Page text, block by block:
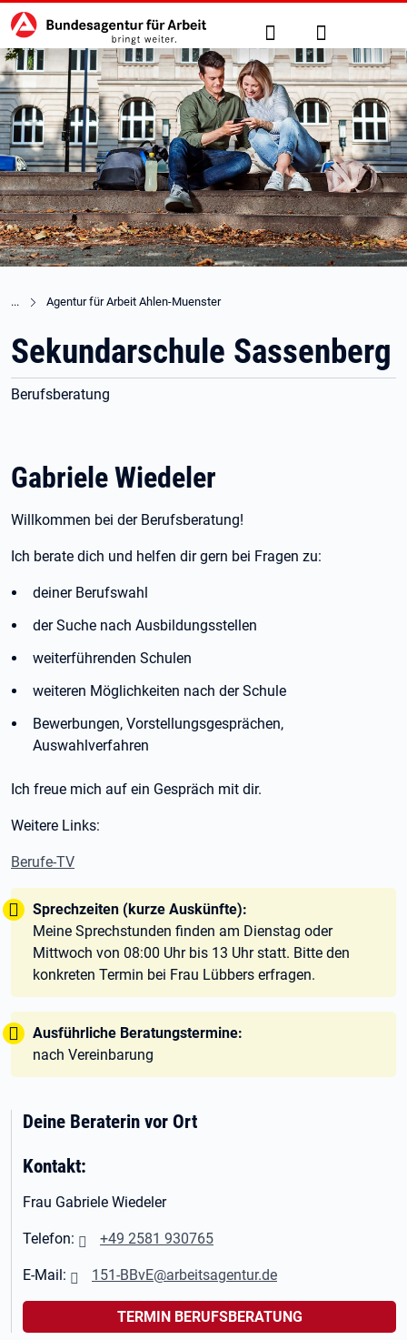
zu den Hauptinhalten springen
Hauptnavigation Suche Anmelden
Agentur für Arbeit Ahlen-Muenster
Sekundarschule Sassenberg
Berufsberatung
Gabriele Wiedeler
Willkommen bei der Berufsberatung!
Ich berate dich und helfen dir gern bei Fragen zu:
deiner Berufswahl
der Suche nach Ausbildungsstellen
weiterführenden Schulen
weiteren Möglichkeiten nach der Schule
Bewerbungen, Vorstellungsgesprächen,
Auswahlverfahren
Ich freue mich auf ein Gespräch mit dir.
Weitere Links:
Berufe-TV
Tipp:
Sprechzeiten (kurze Auskünfte):
Meine Sprechstunden finden am Dienstag oder
Mittwoch von 08:00 Uhr bis 13 Uhr statt. Bitte den
konkreten Termin bei Frau Lübbers erfragen.
Tipp:
Ausführliche Beratungstermine:
nach Vereinbarung
Deine Beraterin vor Ort
Kontakt:
Frau Gabriele Wiedeler
Telefon: +49 2581 930765
E-Mail: 151-BBvE@arbeitsagentur.de
TERMIN BERUFSBERATUNG